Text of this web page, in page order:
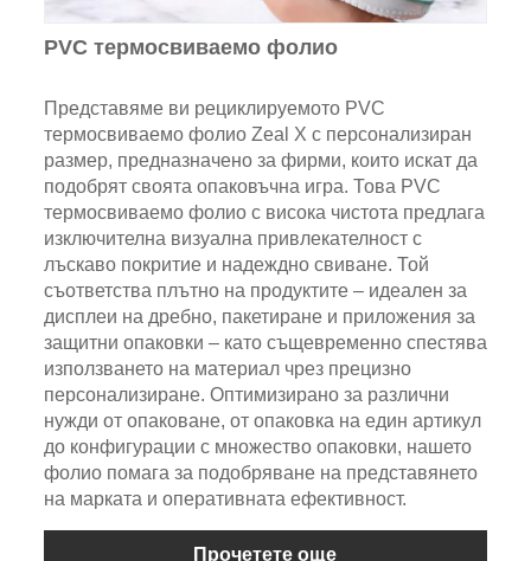
PVC термосвиваемо фолио
Представяме ви рециклируемото PVC
термосвиваемо фолио Zeal X с персонализиран
размер, предназначено за фирми, които искат да
подобрят своята опаковъчна игра. Това PVC
термосвиваемо фолио с висока чистота предлага
изключителна визуална привлекателност с
лъскаво покритие и надеждно свиване. Той
съответства плътно на продуктите – идеален за
дисплеи на дребно, пакетиране и приложения за
защитни опаковки – като същевременно спестява
използването на материал чрез прецизно
персонализиране. Оптимизирано за различни
нужди от опаковане, от опаковка на един артикул
до конфигурации с множество опаковки, нашето
фолио помага за подобряване на представянето
на марката и оперативната ефективност.
Прочетете още